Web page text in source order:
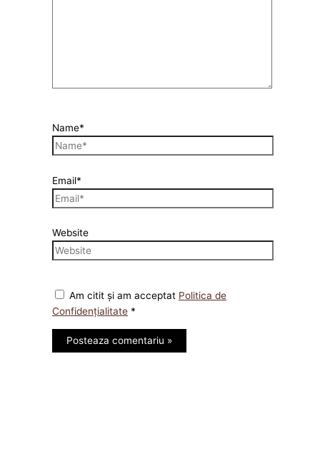
Name*
Email*
Website
Am citit și am acceptat Politica de
Confidențialitate *